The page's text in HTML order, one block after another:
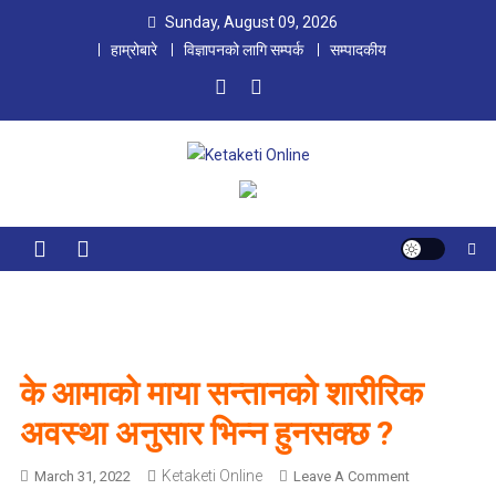
Sunday, August 09, 2026
हाम्रोबारे
विज्ञापनको लागि सम्पर्क सम्पादकीय
Ketaketi Online
First Nepali Online Magazine For Children
के आमाको माया सन्तानको शारीरिक
अवस्था अनुसार भिन्न हुनसक्छ ?
March 31, 2022 Ketaketi Online Leave A CommentO